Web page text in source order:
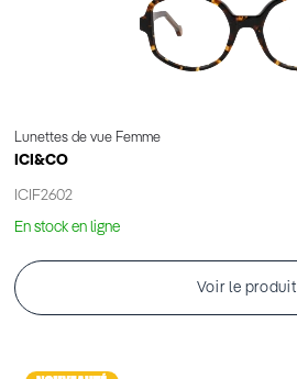
Lunettes de vue Femme
ICI&CO
ICIF2602
En stock en ligne
Voir le produit